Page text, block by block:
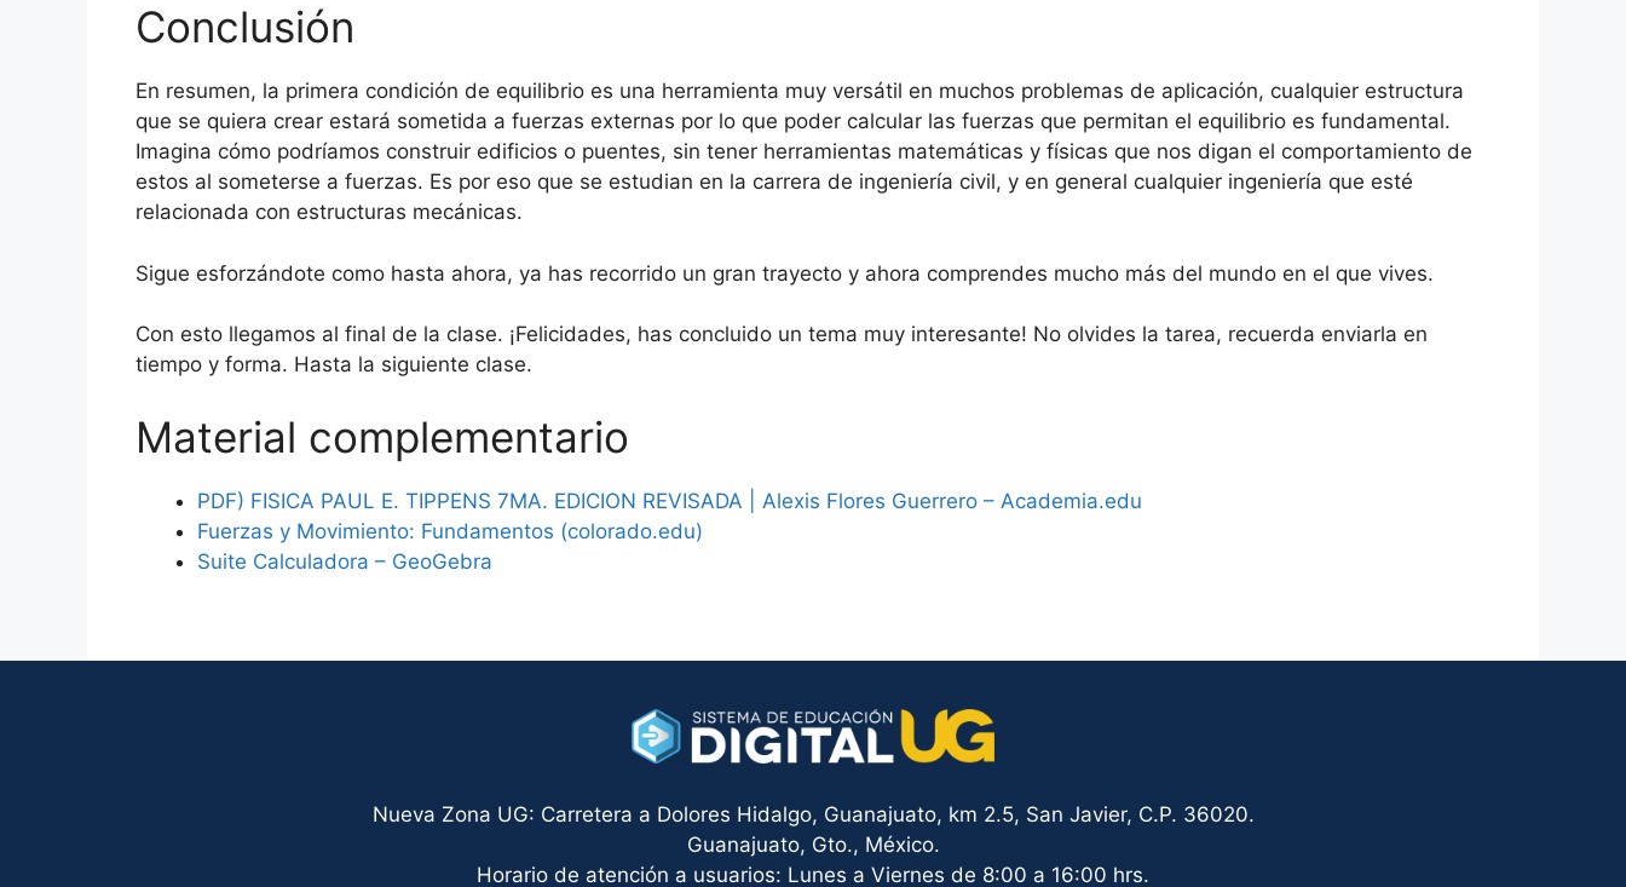
Conclusión
En resumen, la primera condición de equilibrio es una herramienta muy versátil en muchos problemas de aplicación, cualquier estructura
que se quiera crear estará sometida a fuerzas externas por lo que poder calcular las fuerzas que permitan el equilibrio es fundamental.
Imagina cómo podríamos construir edificios o puentes, sin tener herramientas matemáticas y físicas que nos digan el comportamiento de
estos al someterse a fuerzas. Es por eso que se estudian en la carrera de ingeniería civil, y en general cualquier ingeniería que esté
relacionada con estructuras mecánicas.
Sigue esforzándote como hasta ahora, ya has recorrido un gran trayecto y ahora comprendes mucho más del mundo en el que vives.
Con esto llegamos al final de la clase. ¡Felicidades, has concluido un tema muy interesante! No olvides la tarea, recuerda enviarla en
tiempo y forma. Hasta la siguiente clase.
Material complementario
PDF) FISICA PAUL E. TIPPENS 7MA. EDICION REVISADA | Alexis Flores Guerrero – Academia.edu
Fuerzas y Movimiento: Fundamentos‬ (colorado.edu)
Suite Calculadora – GeoGebra
Nueva Zona UG: Carretera a Dolores Hidalgo, Guanajuato, km 2.5, San Javier, C.P. 36020.
Guanajuato, Gto., México.
Horario de atención a usuarios: Lunes a Viernes de 8:00 a 16:00 hrs.